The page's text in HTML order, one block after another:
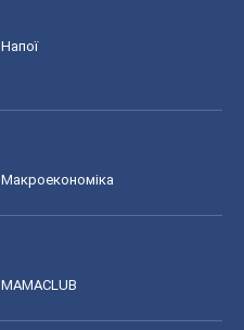
Напої
Макроекономіка
MAMACLUB